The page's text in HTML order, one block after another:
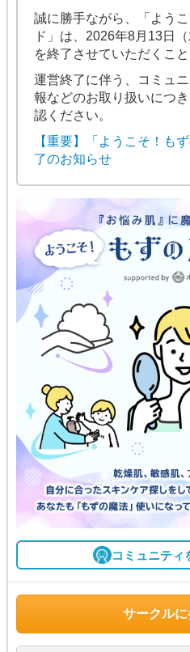
誠に勝手ながら、「よう
ド」は、2026年8月13日
を終了させていただくこと
運営終了に伴う、コミュ
報などのお取り扱いにつ
認ください。
【重要】「ようこそ！も
了のお知らせ
コミュニティ
サークル